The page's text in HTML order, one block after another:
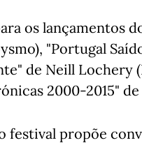
os lançamentos
"Portugal
de Neill Lochery
2000-2015"
festival propõe